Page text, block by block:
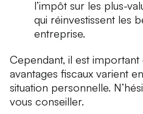
l’impôt sur les plus-
qui réinvestissent les
entreprise.
Cependant, il est
avantages fiscaux varient
situation personnelle.
vous conseiller.